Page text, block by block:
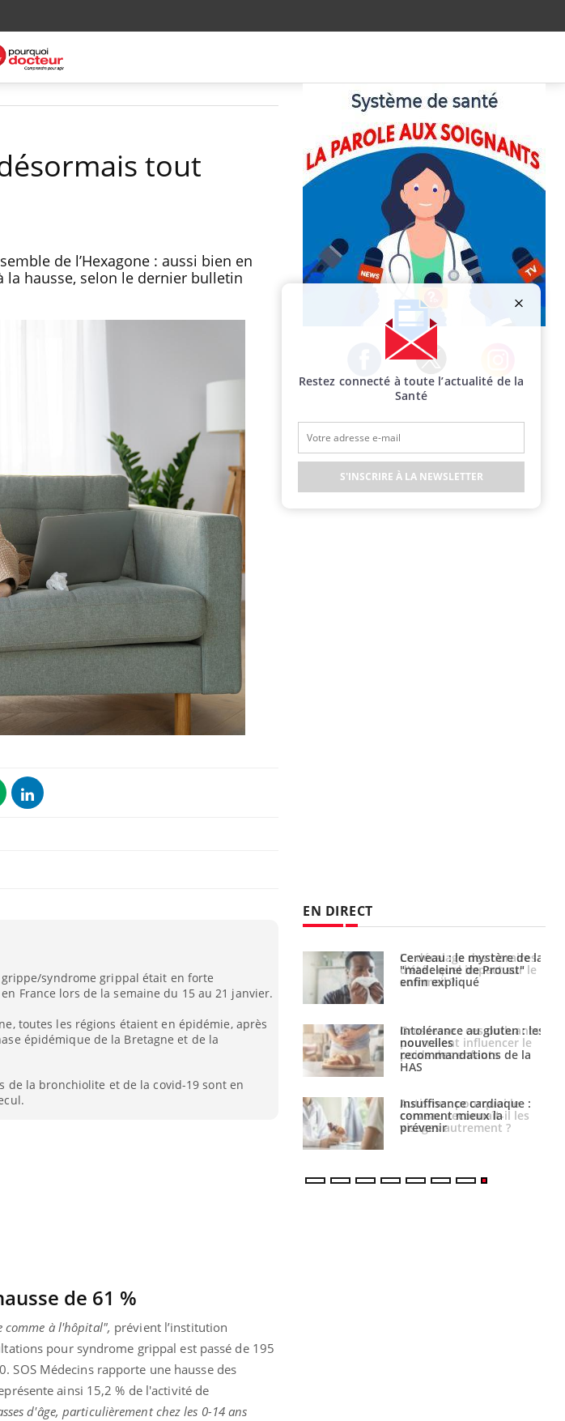
tout
de l’Hexagone : aussi bien en
hausse, selon le dernier bulletin
grippe/syndrome grippal était en forte
France lors de la semaine du 15 au 21 janvier.
toutes les régions étaient en épidémie, après
épidémique de la Bretagne et de la
de la bronchiolite et de la covid-19 sont en
de 61 %
comme à l'hôpital", prévient l’institution
pour syndrome grippal est passé de 195
SOS Médecins rapporte une hausse des
ainsi 15,2 % de l'activité de
d'âge, particulièrement chez les 0-14 ans
Facebook Twitter Instagram
EN DIRECT
: ce que
ce
enfin expliqué
Intolérance au gluten : les
nouvelles
Le décalage des horaires
d'été : quel impact sur le
sommeil ?
Grossesse : ces polluants
pourraient influencer le
poids des enfants
Autisme : pourquoi le
cerveau reconnaît-il les
visages autrement ?
Restez connecté à toute l’actualité de la
Santé
S'INSCRIRE À LA NEWSLETTER